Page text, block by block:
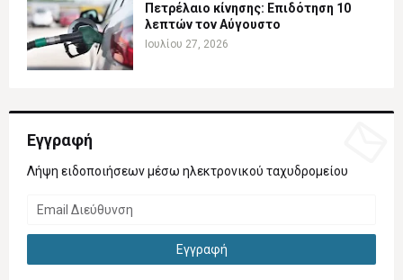
Πετρέλαιο κίνησης: Επιδότηση 10
λεπτών τον Αύγουστο
Ιουλίου 27, 2026
Εγγραφή
Λήψη ειδοποιήσεων μέσω ηλεκτρονικού ταχυδρομείου